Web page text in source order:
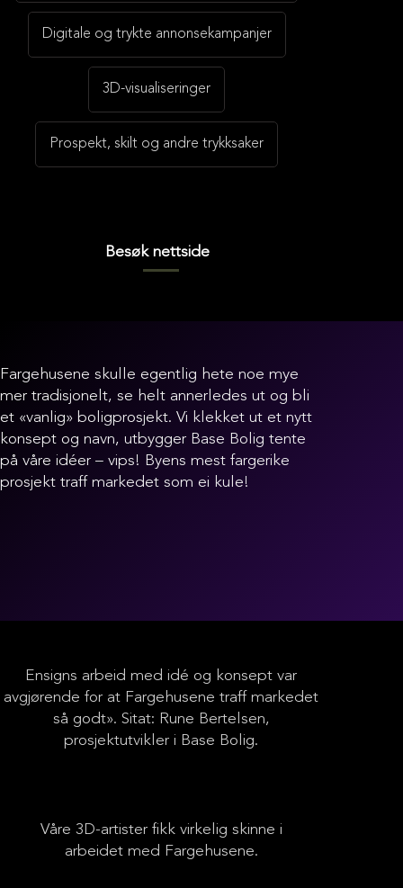
Digitale og trykte annonsekampanjer
3D-visualiseringer
Prospekt, skilt og andre trykksaker
Besøk nettside
Fargehusene skulle egentlig hete noe mye
mer tradisjonelt, se helt annerledes ut og bli
et «vanlig» boligprosjekt. Vi klekket ut et nytt
konsept og navn, utbygger Base Bolig tente
på våre idéer – vips! Byens mest fargerike
prosjekt traff markedet som ei kule!
Ensigns arbeid med idé og konsept var
avgjørende for at Fargehusene traff markedet
så godt». Sitat: Rune Bertelsen,
prosjektutvikler i Base Bolig.
Våre 3D-artister fikk virkelig skinne i
arbeidet med Fargehusene.